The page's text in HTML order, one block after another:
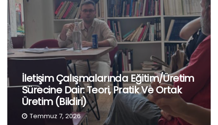
İletişim Çalışmalarında Eğitim/Üretim
Sürecine Dair: Teori, Pratik Ve Ortak
Üretim (Bildiri)
Temmuz 7, 2026